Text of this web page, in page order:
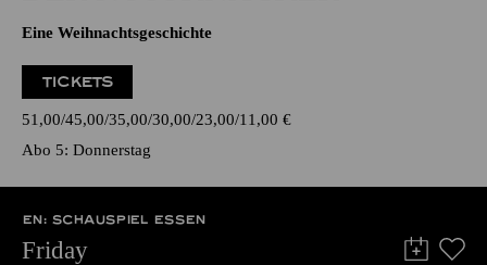
Eine Weihnachtsgeschichte
TICKETS
51,00 45,00 35,00 30,00 23,00 11,00 €
Abo 5: Donnerstag
EN: SCHAUSPIEL ESSEN
Friday